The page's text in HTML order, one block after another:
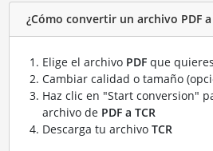
¿Cómo convertir un archivo PDF a
Elige el archivo PDFque
Cambiar calidad o tamaño
Haz clic en "Start conversion"
archivo de PDF a TCR
Descarga tu archivo TCR